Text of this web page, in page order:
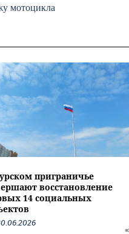
мотоцикла
приграничье
восстановление
14 социальных